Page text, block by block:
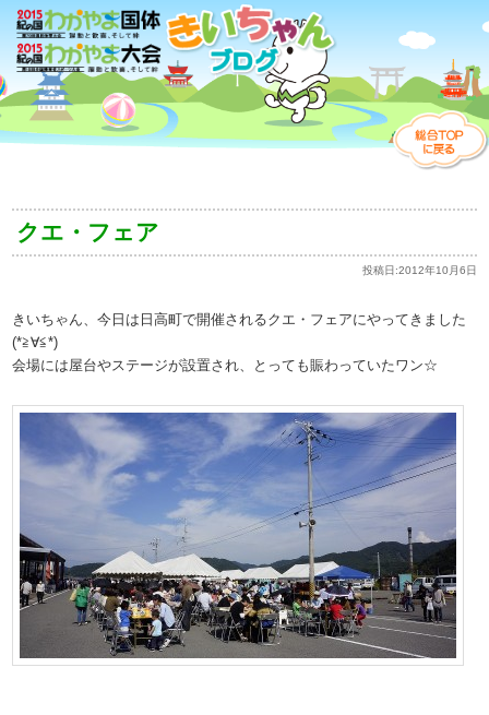
クエ・フェア
投稿日:2012年10月6日
きいちゃん、今日は日高町で開催されるクエ・フェアにやってきました
(*≧∀≦*)
会場には屋台やステージが設置され、とっても賑わっていたワン☆